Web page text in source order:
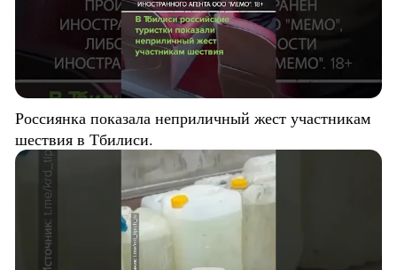
Россиянка показала неприличный жест участникам
шествия в Тбилиси.